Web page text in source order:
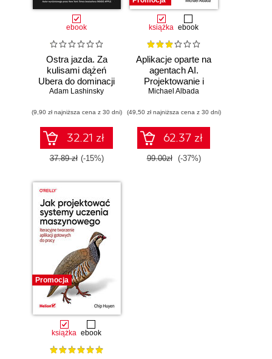
ebook
Ostra jazda. Za
kulisami dążeń
Ubera do dominacji
na świecie
Adam Lashinsky
(9,90 zł najniższa cena z 30 dni)
32.21 zł
37.89 zł (-15%)
książka ebook
Aplikacje oparte na
agentach AI.
Projektowanie i
wdrażanie
wieloagentowych
Michael Albada
(49,50 zł najniższa cena z 30 dni)
62.37 zł
99.00zł (-37%)
Promocja
książka ebook